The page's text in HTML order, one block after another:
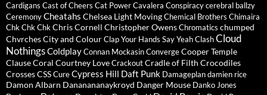
Cardigans Cast of Cheers Cat PowerCavalera Conspiracycerebral ballzy
CeremonyCheatahs Chelsea Light MovingChemical Brothers Chimaira
Chk Chk ChkChris Cornell Christopher OwensChromatics chumped
ChvrchesCity and ColourClap Your Hands Say YeahClashCloud
NothingsColdplayConnan MockasinConvergeCooper Temple
ClauseCoral Courtney LoveCrackoutCradle of Filth Crocodiles
CrossesCSSCureCypress Hill Daft Punk Damageplandamien rice
Damon Albarn Dananananaykroyd Danger Mouse Danko Jones